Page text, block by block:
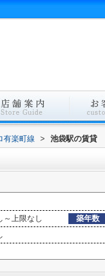
有楽町線 > 池袋駅の賃貸
～上限なし 築年数